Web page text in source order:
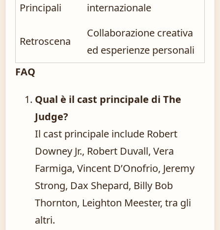
Principali internazionale
Retroscena
Collaborazione creativa
ed esperienze personali
FAQ
Qual è il cast principale di The
Judge?
Il cast principale include Robert
Downey Jr., Robert Duvall, Vera
Farmiga, Vincent D’Onofrio, Jeremy
Strong, Dax Shepard, Billy Bob
Thornton, Leighton Meester, tra gli
altri.